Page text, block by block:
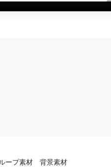
ープ素材 背景素材